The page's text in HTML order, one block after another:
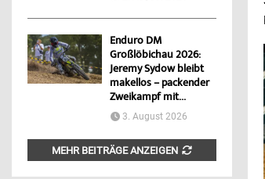
Enduro DM
Großlöbichau 2026:
Jeremy Sydow bleibt
makellos – packender
Zweikampf mit...
3. August 2026
MEHR BEITRÄGE ANZEIGEN